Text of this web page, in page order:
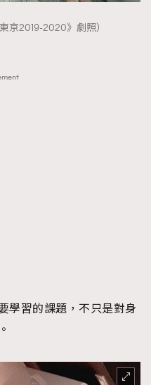
京2019-2020》劇照）
學習的課題，不只是對身